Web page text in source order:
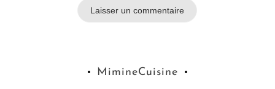
MimineCuisine